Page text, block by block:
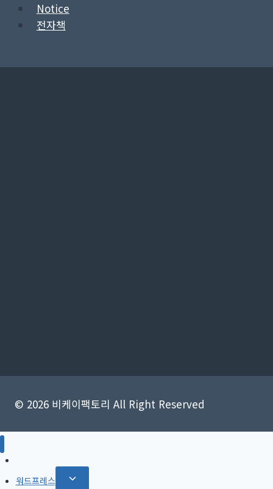
Notice
전자책
© 2026 비케이팩토리 All Right Reserved
워드프레스
Toggle